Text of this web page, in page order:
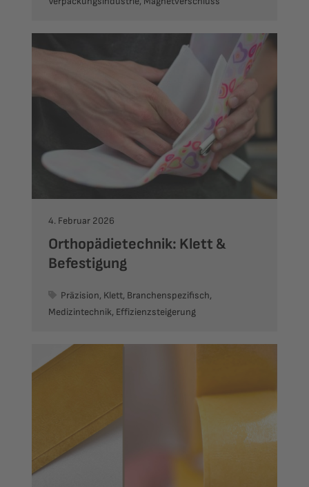
4. Februar 2026
Orthopädietechnik: Klett &
Befestigung
Präzision, Klett, Branchenspezifisch,
Medizintechnik, Effizienzsteigerung